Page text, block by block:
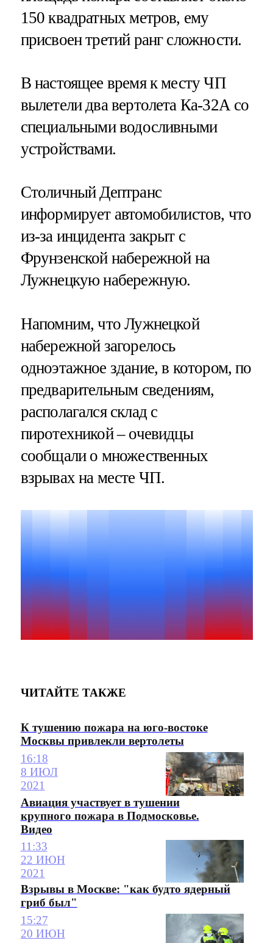
150 квадратных метров, ему
присвоен третий ранг сложности.
В настоящее время к месту ЧП
вылетели два вертолета Ка-32А со
специальными водосливными
устройствами.
Столичный Дептранс
информирует автомобилистов, что
из-за инцидента закрыт с
Фрунзенской набережной на
Лужнецкую набережную.
Напомним, что Лужнецкой
набережной загорелось
одноэтажное здание, в котором, по
предварительным сведениям,
располагался склад с
пиротехникой – очевидцы
сообщали о множественных
взрывах на месте ЧП.
ЧИТАЙТЕ ТАКЖЕ
К тушению пожара на юго-востоке
Москвы привлекли вертолеты
16:18
8 ИЮЛ
2021
Авиация участвует в тушении
крупного пожара в Подмосковье.
Видео
11:33
22 ИЮН
2021
Взрывы в Москве: "как будто ядерный
гриб был"
15:27
20 ИЮН